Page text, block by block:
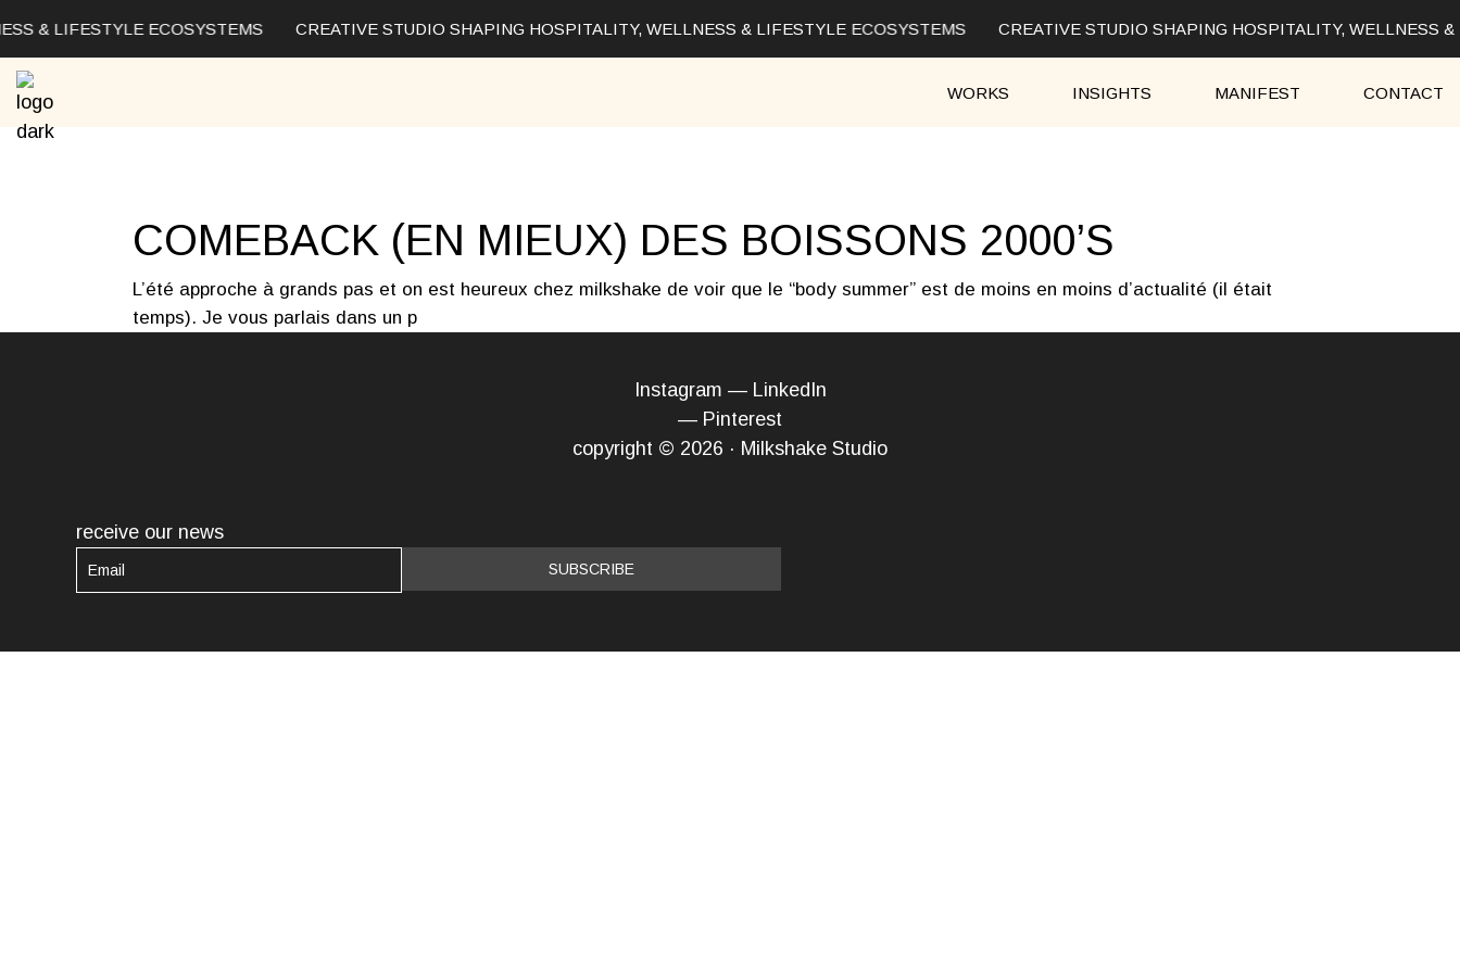
to
content
& LIFESTYLE ECOSYSTEMS CREATIVE STUDIO SHAPING HOSPITALITY, WELLNESS & LIFESTYLE ECOSYSTEMS CREATIVE STUDIO SHAPING HOSPITALITY, WELLNESS &
WORKS INSIGHTS MANIFEST CONTACT
COMEBACK (EN MIEUX) DES BOISSONS 2000’S
L’été approche à grands pas et on est heureux chez milkshake de voir que le “body summer” est de moins en moins d’actualité (il était
temps). Je vous parlais dans un p
Instagram — LinkedIn
— Pinterest
copyright © 2026 · Milkshake Studio
receive our news